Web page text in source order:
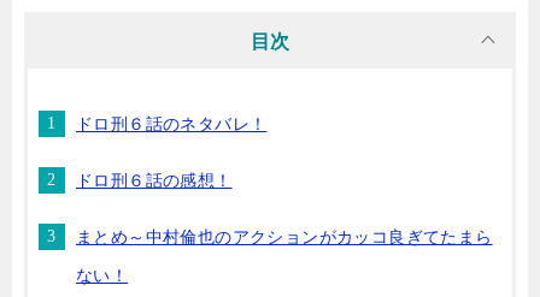
目次
ドロ刑６話のネタバレ！
ドロ刑６話の感想！
まとめ～中村倫也のアクションがカッコ良ぎてたまら
ない！